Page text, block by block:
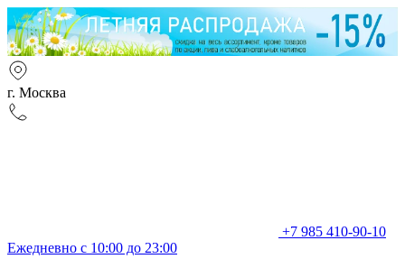
г. Москва
+7 985 410-90-10
Ежедневно с 10:00 до 23:00